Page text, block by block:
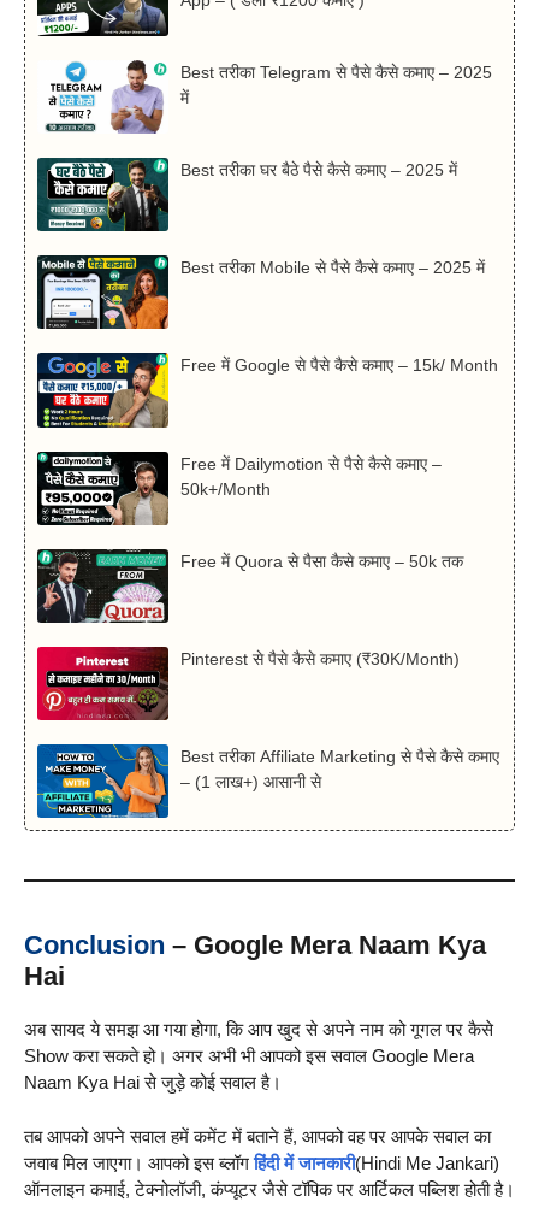
Best तरीका Telegram से पैसे कैसे कमाए – 2025
में
Best तरीका घर बैठे पैसे कैसे कमाए – 2025 में
Best तरीका Mobile से पैसे कैसे कमाए – 2025 में
Free में Google से पैसे कैसे कमाए – 15k/ Month
Free में Dailymotion से पैसे कैसे कमाए –
50k+/Month
Free में Quora से पैसा कैसे कमाए – 50k तक
Pinterest से पैसे कैसे कमाए (₹30K/Month)
Best तरीका Affiliate Marketing से पैसे कैसे कमाए
– (1 लाख+) आसानी से
Conclusion – Google Mera Naam Kya
Hai
अब सायद ये समझ आ गया होगा, कि आप खुद से अपने नाम को गूगल पर कैसे
Show करा सकते हो। अगर अभी भी आपको इस सवाल Google Mera
Naam Kya Hai से जुड़े कोई सवाल है।
तब आपको अपने सवाल हमें कमेंट में बताने हैं, आपको वह पर आपके सवाल का
जवाब मिल जाएगा। आपको इस ब्लॉगहिंदी में जानकारी(Hindi Me Jankari)
ऑनलाइन कमाई, टेक्नोलॉजी, कंप्यूटर जैसे टॉपिक पर आर्टिकल पब्लिश होती है।